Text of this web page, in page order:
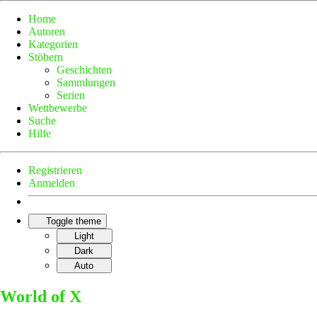
Home
Autoren
Kategorien
Stöbern
Geschichten
Sammlungen
Serien
Wettbewerbe
Suche
Hilfe
Registrieren
Anmelden
Toggle theme
Light
Dark
Auto
World of X